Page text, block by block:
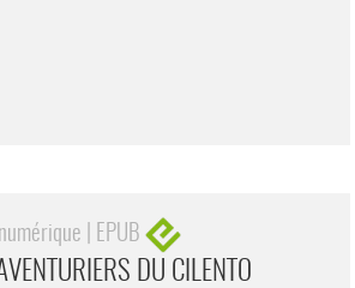
| EPUB
DU CILENTO